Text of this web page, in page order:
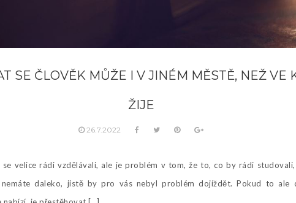
SE ČLOVĚK MŮŽE I V JINÉM MĚSTĚ, NEŽ VE
ŽIJE
26.7.2022
se velice rádi vzdělávali, ale je problém v tom, že to, co by rádi
daleko, jistě by pro vás nebyl problém dojíždět. Pokud to ale